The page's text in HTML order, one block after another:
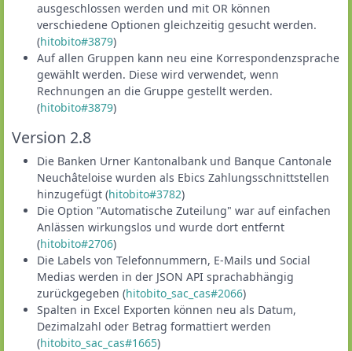
ausgeschlossen werden und mit OR können
verschiedene Optionen gleichzeitig gesucht werden.
(hitobito#3879)
Auf allen Gruppen kann neu eine Korrespondenzsprache
gewählt werden. Diese wird verwendet, wenn
Rechnungen an die Gruppe gestellt werden.
(hitobito#3879)
Version 2.8
Die Banken Urner Kantonalbank und Banque Cantonale
Neuchâteloise wurden als Ebics Zahlungsschnittstellen
hinzugefügt (hitobito#3782)
Die Option "Automatische Zuteilung" war auf einfachen
Anlässen wirkungslos und wurde dort entfernt
(hitobito#2706)
Die Labels von Telefonnummern, E-Mails und Social
Medias werden in der JSON API sprachabhängig
zurückgegeben (hitobito_sac_cas#2066)
Spalten in Excel Exporten können neu als Datum,
Dezimalzahl oder Betrag formattiert werden
(hitobito_sac_cas#1665)